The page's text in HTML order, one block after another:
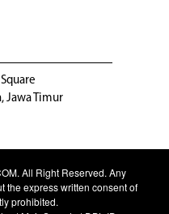
Jawa Timur
. All Right Reserved. Any
the express written consent of
prohibited.